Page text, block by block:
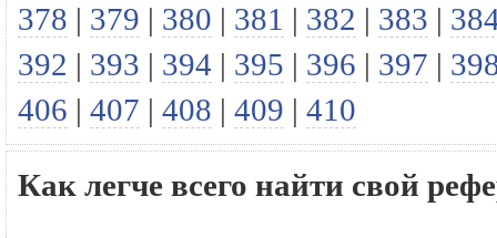
378 | 379 | 380 | 381 | 382 | 383 |
392 | 393 | 394 | 395 | 396 | 397 |
406 | 407 | 408 | 409 | 410
Как легче всего найти свой